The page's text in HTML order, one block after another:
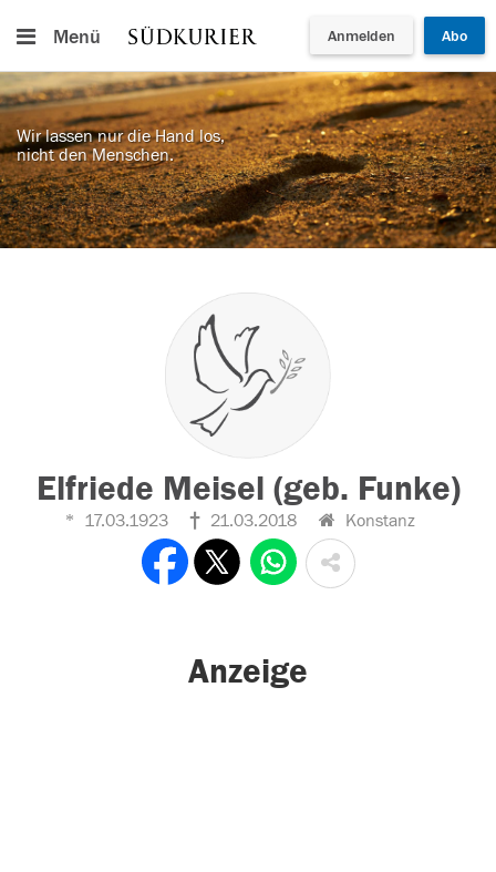
Menü Anmelden Abo
Wir lassen nur die Hand los,
nicht den Menschen.
Elfriede Meisel (geb. Funke)
17.03.1923 21.03.2018 Konstanz
Anzeige